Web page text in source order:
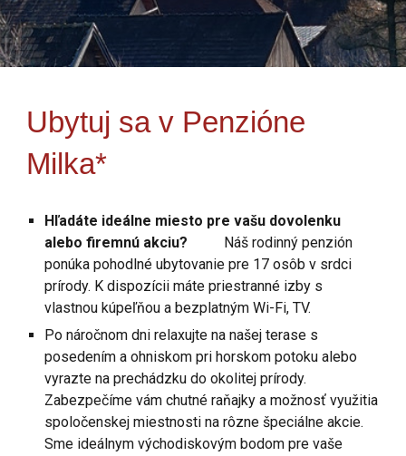
Ubytuj sa v Penzióne
Milka*
Hľadáte ideálne miesto pre vašu dovolenku
alebo firemnú akciu? Náš rodinný penzión
ponúka pohodlné ubytovanie pre 17 osôb v srdci
prírody. K dispozícii máte priestranné izby s
vlastnou kúpeľňou a bezplatným Wi-Fi, TV.
Po náročnom dni relaxujte na našej terase s
posedením a ohniskom pri horskom potoku alebo
vyrazte na prechádzku do okolitej prírody.
Zabezpečíme vám chutné raňajky a možnosť využitia
spoločenskej miestnosti na rôzne špeciálne akcie.
Sme ideálnym východiskovým bodom pre vaše